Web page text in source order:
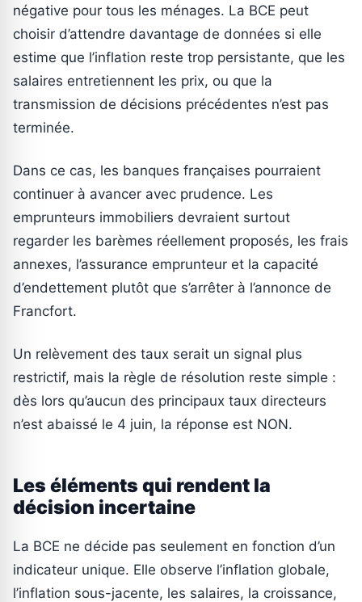
négative pour tous les ménages. La BCE peut
choisir d’attendre davantage de données si elle
estime que l’inflation reste trop persistante, que les
salaires entretiennent les prix, ou que la
transmission de décisions précédentes n’est pas
terminée.
Dans ce cas, les banques françaises pourraient
continuer à avancer avec prudence. Les
emprunteurs immobiliers devraient surtout
regarder les barèmes réellement proposés, les frais
annexes, l’assurance emprunteur et la capacité
d’endettement plutôt que s’arrêter à l’annonce de
Francfort.
Un relèvement des taux serait un signal plus
restrictif, mais la règle de résolution reste simple :
dès lors qu’aucun des principaux taux directeurs
n’est abaissé le 4 juin, la réponse est NON.
Les éléments qui rendent la
décision incertaine
La BCE ne décide pas seulement en fonction d’un
indicateur unique. Elle observe l’inflation globale,
l’inflation sous-jacente, les salaires, la croissance,